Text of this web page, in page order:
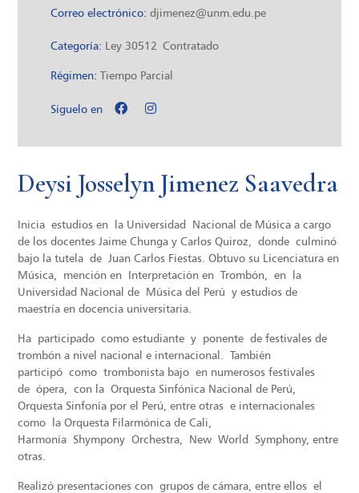
Correo electrónico: djimenez@unm.edu.pe
Categoría: Ley 30512 Contratado
Régimen: Tiempo Parcial
Síguelo en
Deysi Josselyn Jimenez Saavedra
Inicia estudios en la Universidad Nacional de Música a cargo
de los docentes Jaime Chunga y Carlos Quiroz, donde culminó
bajo la tutela de Juan Carlos Fiestas. Obtuvo su Licenciatura en
Música, mención en Interpretación en Trombón, en la
Universidad Nacional de Música del Perú y estudios de
maestría en docencia universitaria.
Ha participado como estudiante y ponente de festivales de
trombón a nivel nacional e internacional. También
participó como trombonista bajo en numerosos festivales
de ópera, con la Orquesta Sinfónica Nacional de Perú,
Orquesta Sinfonía por el Perú, entre otras e internacionales
como la Orquesta Filarmónica de Cali,
Harmonía Shympony Orchestra, New World Symphony, entre
otras.
Realizó presentaciones con grupos de cámara, entre ellos el